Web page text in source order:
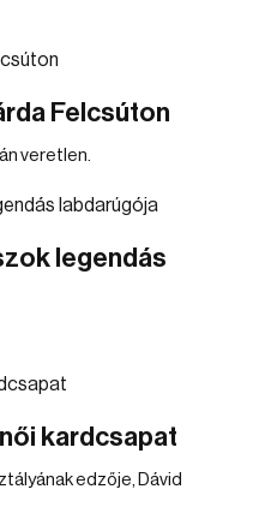
Felcsúton
veretlen.
legendás
kardcsapat
edzője, Dávid